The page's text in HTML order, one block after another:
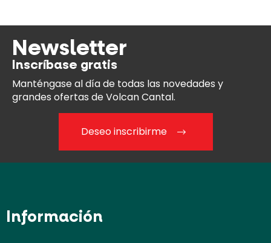
Newsletter
Inscríbase gratis
Manténgase al díade todas las novedades y
grandes ofertas de Volcan Cantal.
Deseo inscribirme
Información